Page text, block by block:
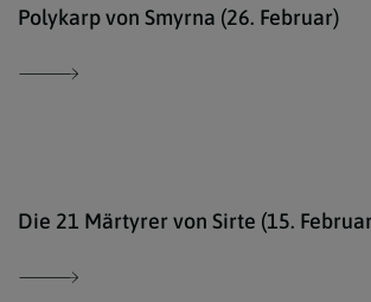
Polykarp von Smyrna (26. Februar)
Die 21 Märtyrer von Sirte (15.